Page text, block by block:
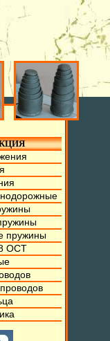
до 70мм.,
пружины
ОСТ